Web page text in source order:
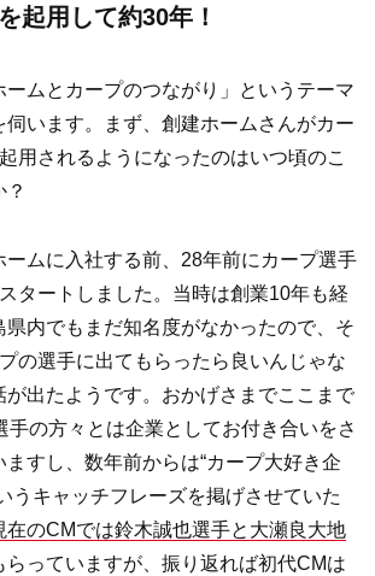
起用して約30年！
ームとカープのつながり」というテーマ
伺います。まず、創建ホームさんがカー
用されるようになったのはいつ頃のこ
ムに入社する前、28年前にカープ選手
タートしました。当時は創業10年も経
県内でもまだ知名度がなかったので、そ
の選手に出てもらったら良いんじゃな
が出たようです。おかげさまでここまで
手の方々とは企業としてお付き合いをさ
すし、数年前からは“カープ大好き企
うキャッチフレーズを掲げさせていた
在のCMでは鈴木誠也選手と大瀬良大地
らっていますが、振り返れば初代CMは